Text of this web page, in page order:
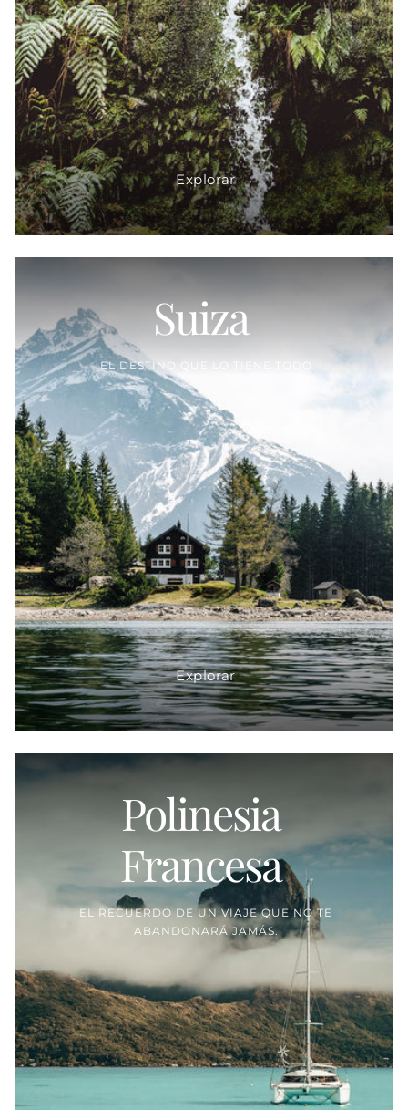
Explorar
Suiza
EL DESTINO QUE LO TIENE TODO
Explorar
Polinesia
Francesa
EL RECUERDO DE UN VIAJE QUE NO TE
ABANDONARÁ JAMÁS.